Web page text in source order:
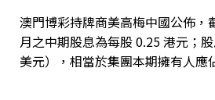
澳門博彩持牌商美高梅中國公佈，
月之中期股息為每股 0.25 港元；
美元），相當於集團本期擁有人應